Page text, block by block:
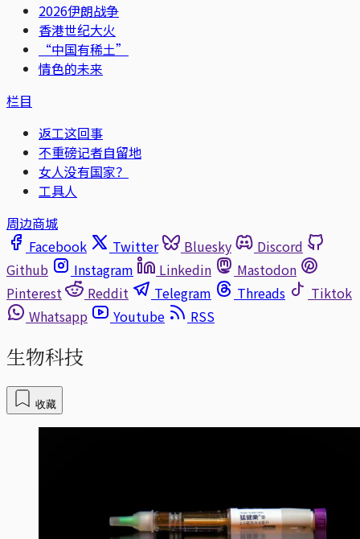
2026伊朗战争
香港世纪大火
“中国有稀土”
情色的未来
栏目
返工这回事
不重磅记者自留地
女人没有国家？
工具人
周边商城
Facebook
Twitter Bluesky
Discord
Github
Instagram Linkedin
Mastodon
Pinterest
Reddit Telegram Threads
Tiktok
Whatsapp
Youtube RSS
生物科技
收藏